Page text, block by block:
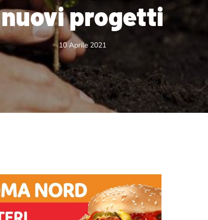
nuovi progetti
10 Aprile 2021